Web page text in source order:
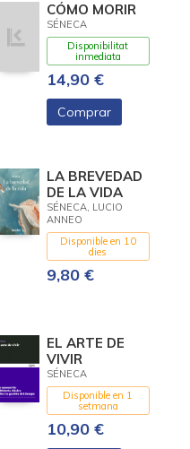
CÓMO MORIR
SÉNECA
Disponibilitat
inmediata
14,90 €
Comprar
LA BREVEDAD
DE LA VIDA
SÉNECA, LUCIO
ANNEO
Disponible en 10
dies
9,80 €
EL ARTE DE
VIVIR
SÉNECA
Disponible en 1
setmana
10,90 €